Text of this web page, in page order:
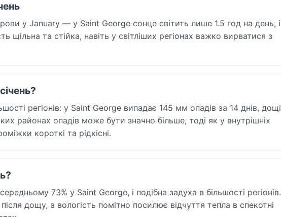
у January — у Saint George сонце світить лише 1.5 год на день, і
щільна та стійка, навіть у світліших регіонах важко вирватися з
регіонів: у Saint George випадає 145 мм опадів за 14 днів, дощі
районах опадів може бути значно більше, тоді як у внутрішніх
короткі та рідкісні.
73% у Saint George, і подібна задуха в більшості регіонів.
дощу, а вологість помітно посилює відчуття тепла в спекотні